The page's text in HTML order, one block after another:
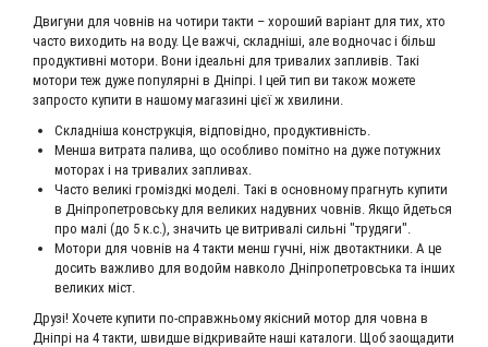
Двигуни для човнів на чотири такти – хороший варіант для тих, хто
часто виходить на воду. Це важчі, складніші, але водночас і більш
продуктивні мотори. Вони ідеальні для тривалих запливів. Такі
мотори теж дуже популярні в Дніпрі. І цей тип ви також можете
запросто купити в нашому магазині цієї ж хвилини.
Складніша конструкція, відповідно, продуктивність.
Менша витрата палива, що особливо помітно на дуже потужних
моторах і на тривалих запливах.
Часто великі громіздкі моделі. Такі в основному прагнуть купити
в Дніпропетровську для великих надувних човнів. Якщо йдеться
про малі (до 5 к.с.), значить це витривалі сильні "трудяги".
Мотори для човнів на 4 такти менш гучні, ніж двотактники. А це
досить важливо для водойм навколо Дніпропетровська та інших
великих міст.
Друзі! Хочете купити по-справжньому якісний мотор для човна в
Дніпрі на 4 такти, швидше відкривайте наші каталоги. Щоб заощадити